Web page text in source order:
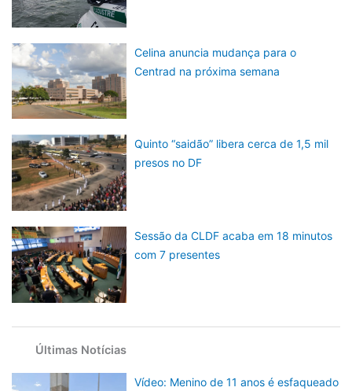
Celina anuncia mudança para o
Centrad na próxima semana
Quinto “saidão” libera cerca de 1,5 mil
presos no DF
Sessão da CLDF acaba em 18 minutos
com 7 presentes
Últimas Notícias
Vídeo: Menino de 11 anos é esfaqueado